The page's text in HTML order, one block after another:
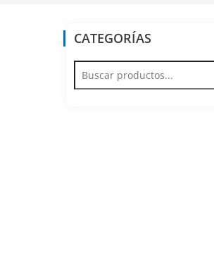
CATEGORÍAS